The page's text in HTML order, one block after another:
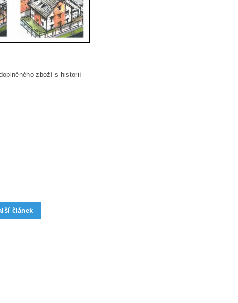
zboží s historií
článek